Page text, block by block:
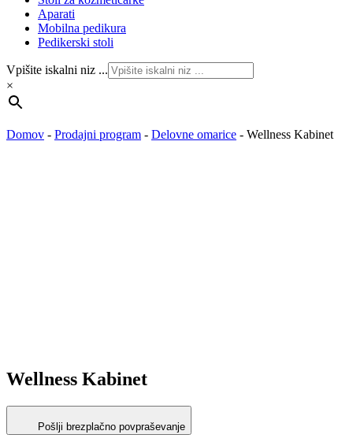
Aparati
Mobilna pedikura
Pedikerski stoli
Vpišite iskalni niz ...
×
Domov - Prodajni program - Delovne omarice - Wellness Kabinet
Wellness Kabinet
Pošlji brezplačno povpraševanje